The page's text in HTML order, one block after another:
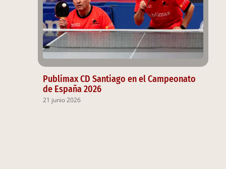
Publimax CD Santiago en el Campeonato
de España 2026
21 junio 2026